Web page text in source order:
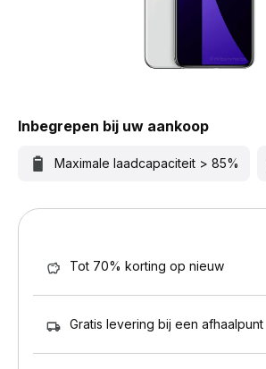
Inbegrepen bij uw aankoop
Maximale laadcapaciteit > 85%
Tot 70% korting op nieuw
Gratis levering bij een afhaalpunt